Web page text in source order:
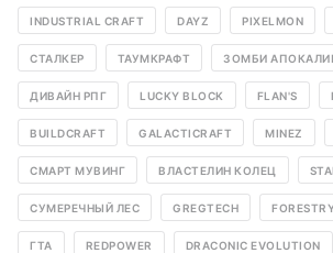
INDUSTRIAL CRAFT DAYZ PIXELMON
СТАЛКЕР ТАУМКРАФТ ЗОМБИ
ДИВАЙН РПГ LUCKY BLOCK FLAN'S
BUILDCRAFT GALACTICRAFT MINEZ
СМАРТ МУВИНГ ВЛАСТЕЛИН КОЛЕЦ
СУМЕРЕЧНЫЙ ЛЕС GREGTECH
ГТА REDPOWER DRACONIC EVOLUTION